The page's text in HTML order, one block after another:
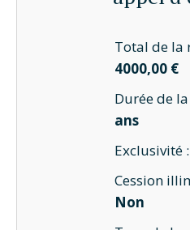
Total de la
4000,00 €
Durée de
ans
Exclusivité :
Cession
Non